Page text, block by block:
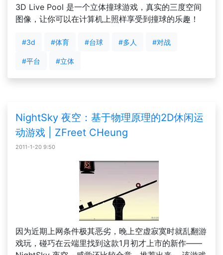
3D Live Pool 是一个立体撞球游戏，真实的三度空间
图像，让你可以在计算机上照样享受到撞球的乐趣！
#3d #体育 #台球 #多人 #对战
#平台 #立体
NightSky 夜空：基于物理原理的2D休闲运
动游戏 | ZFreet CHeung
2011-1-20 9:50
因为近期上网条件极其恶劣，晚上空虚寂寞时就乱翻游
戏玩，碰巧在云端里找到这款1月初才上市的新作——